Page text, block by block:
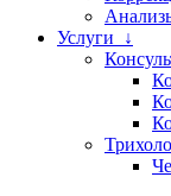
Услуги ↓